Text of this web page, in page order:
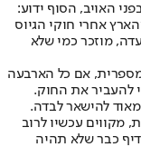
האויב, הסוף ידוע:
אחרי חוקי הגיוס
מוזכר כמי שלא
אם כל הארבעה
להעביר את החוק.
להישאר לבדה.
מקווים עכשיו לרוב
כבר שלא תהיה